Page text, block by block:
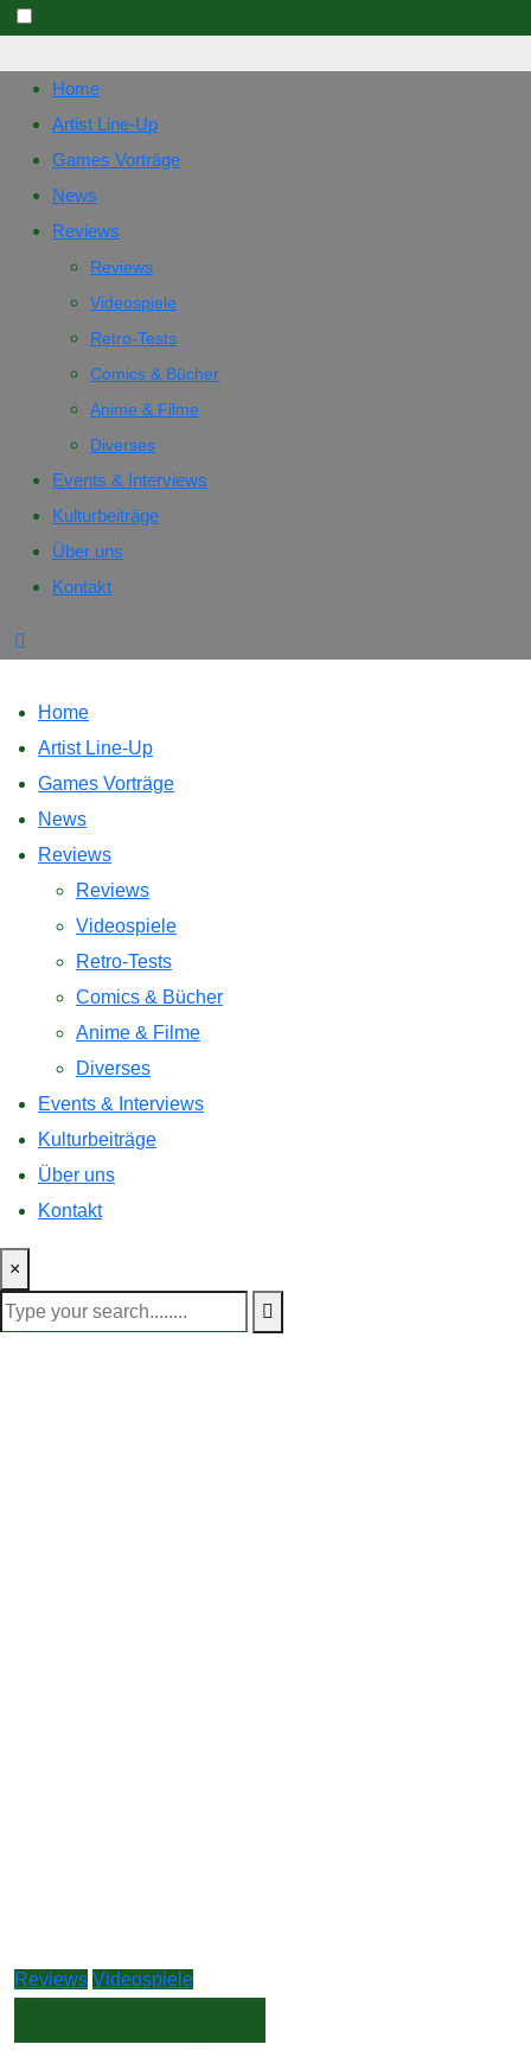
content
Home
Artist Line-Up
Games Vorträge
News
Reviews
Reviews
Videospiele
Retro-Tests
Comics & Bücher
Anime & Filme
Diverses
Events & Interviews
Kulturbeiträge
Über uns
Kontakt
Home
Artist Line-Up
Games Vorträge
News
Reviews
Reviews
Videospiele
Retro-Tests
Comics & Bücher
Anime & Filme
Diverses
Events & Interviews
Kulturbeiträge
Über uns
Kontakt
×
Reviews Videospiele